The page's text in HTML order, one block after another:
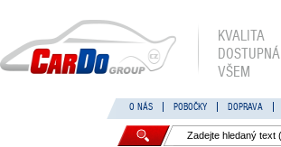
KVALITA
DOSTUPNÁ
VŠEM
O NÁS POBOČKY DOPRAVA